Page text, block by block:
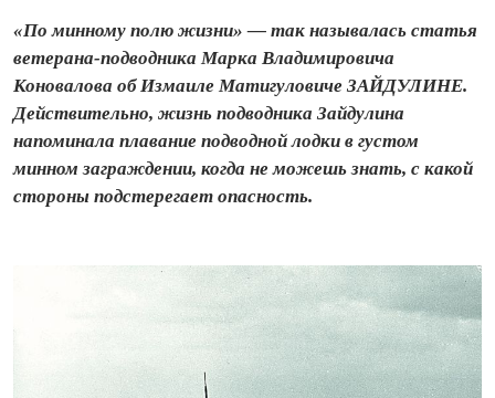
«По минному полю жизни» — так называлась статья
ветерана-подводника Марка Владимировича
Коновалова об Измаиле Матигуловиче ЗАЙДУЛИНЕ.
Действительно, жизнь подводника Зайдулина
напоминала плавание подводной лодки в густом
минном заграждении, когда не можешь знать, с какой
стороны подстерегает опасность.